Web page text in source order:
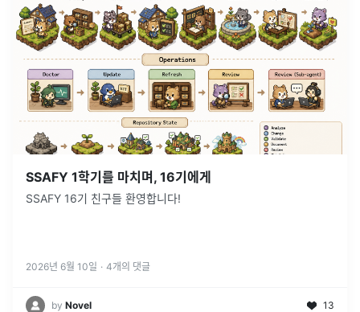
SSAFY 1학기를 마치며, 16기에게
SSAFY 16기 친구들 환영합니다!
2026년 6월 10일 · 4개의 댓글
by Novel 13